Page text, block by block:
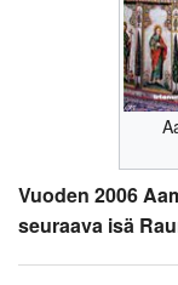
Vuoden 2006
seuraava isä